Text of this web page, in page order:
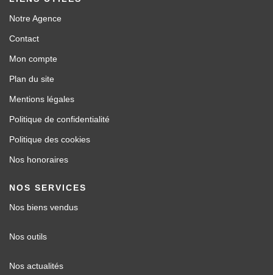
Notre Agence
Contact
Mon compte
Plan du site
Mentions légales
Politique de confidentialité
Politique des cookies
Nos honoraires
NOS SERVICES
Nos biens vendus
Nos outils
Nos actualités